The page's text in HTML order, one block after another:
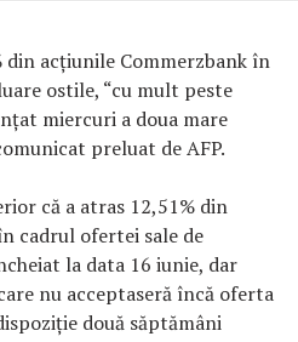
acţiunile Commerzbank în
ostile, “cu mult peste
miercuri a doua mare
preluat de AFP.
că a atras 12,51% din
cadrul ofertei sale de
la data 16 iunie, dar
nu acceptaseră încă oferta
două săptămâni